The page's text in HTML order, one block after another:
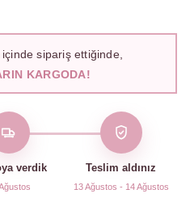
sipariş ettiğinde,
KARGODA!
verdik Teslim aldınız
13 Ağustos - 14 Ağustos